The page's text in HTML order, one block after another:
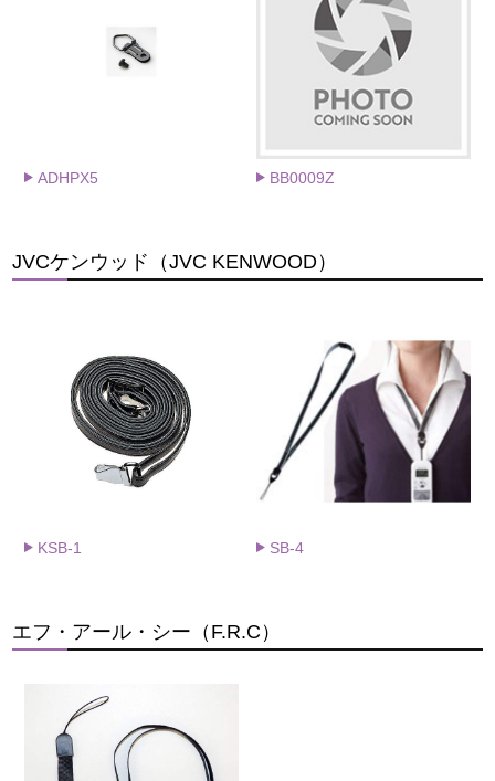
ADHPX5 BB0009Z
JVCケンウッド（JVC KENWOOD）
KSB-1 SB-4
エフ・アール・シー（F.R.C）